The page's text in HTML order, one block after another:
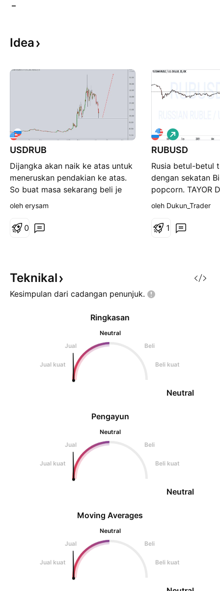
–
Idea
USDRUB
Dijangka akan naik ke atas untuk
meneruskan pendakian ke atas.
So buat masa sekarang beli je
oleh erysam
0
RUBUSD
Rusia betul-betul
dengan sekatan
popcorn. TAYOR
P
a
n
a
g
oleh Dukun_Trader
1
Teknikal
Kesimpulan dari cadangan penunjuk.
Pengayun
Neutral
Jual
Beli
Jual kuat Beli kuat
Neutral
Ringkasan
Neutral
Jual
Beli
Jual kuat Beli kuat
Neutral
Moving Averages
Neutral
Jual
Beli
Jual kuat Beli kuat